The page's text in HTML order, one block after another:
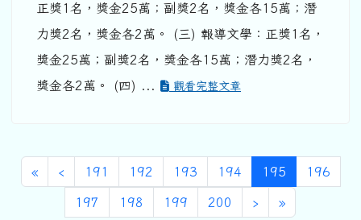
正獎1名，獎金25萬；副獎2名，獎金各15萬；潛
力獎2名，獎金各2萬。 (三) 報導文學：正獎1名，
獎金25萬；副獎2名，獎金各15萬；潛力獎2名，
獎金各2萬。 (四) ...
觀看完整文章
«第一頁
‹上一頁
191 192 193 194 195(目前頁次)
196
197 198 199 200 ›下一頁
»最後頁